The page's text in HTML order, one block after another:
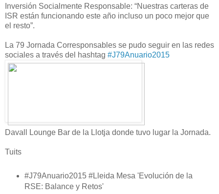
Inversión Socialmente Responsable: “Nuestras carteras de
ISR están funcionando este año incluso un poco mejor que
el resto”.
La 79 Jornada Corresponsables se pudo seguir en las redes
sociales a través del hashtag #J79Anuario2015
Davall Lounge Bar de la Llotja donde tuvo lugar la Jornada.
Tuits
#J79Anuario2015 #Lleida Mesa 'Evolución de la
RSE: Balance y Retos'